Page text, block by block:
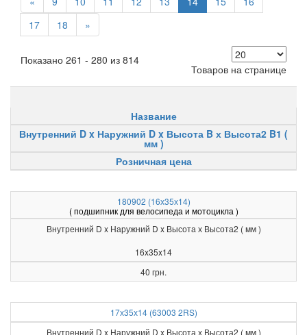
17
18 »
Показано 261 - 280 из 814
Товаров на странице
Название
Внутренний D x Наружний D x Высота B х Высота2 B1 (
мм )
Розничная цена
180902 (16х35х14)
( подшипник для велосипеда и мотоцикла )
Внутренний D x Наружний D x Высота х Высота2 ( мм )
16x35x14
40 грн.
17х35х14 (63003 2RS)
Внутренний D x Наружний D x Высота х Высота2 ( мм )